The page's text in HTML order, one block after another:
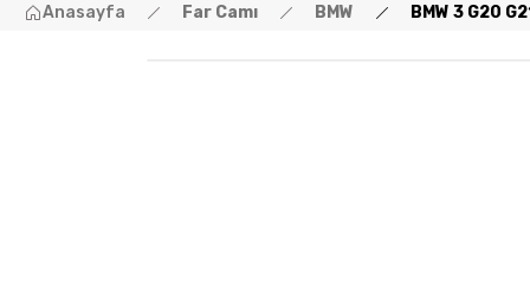
Anasayfa Far Camı BMW BMW 3 G20